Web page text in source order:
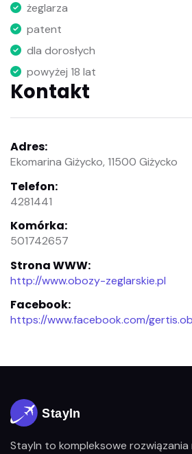
żeglarza
patent
dla dorosłych
powyżej 18 lat
Kontakt
Adres:
Ekomarina Giżycko, 11500 Giżycko
Telefon:
4281441
Komórka:
501742657
Strona WWW:
http://www.obozy-zeglarskie.pl
Facebook:
https://www.facebook.com/
StayIn to kompleksowe rozwiązania